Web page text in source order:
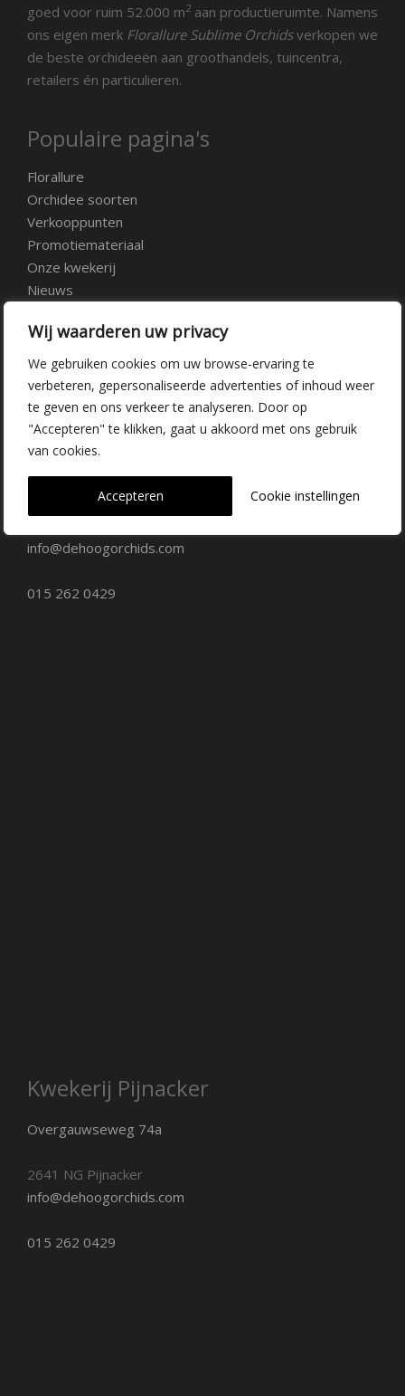
Wij waarderen uw privacy
We gebruiken cookies om uw browse-ervaring te
verbeteren, gepersonaliseerde advertenties of inhoud weer
te geven en ons verkeer te analyseren. Door op
"Accepteren" te klikken, gaat u akkoord met ons gebruik
van cookies.
Cookie instellingen
Accepteren
goed voor ruim 52.000 m2 aan productieruimte. Namens
ons eigen merk Florallure Sublime Orchidsverkopen we
de beste orchideeën aan groothandels, tuincentra,
retailers én particulieren.
Populaire pagina's
Florallure
Orchidee soorten
Verkooppunten
Promotiemateriaal
Onze kwekerij
Nieuws
Veelgestelde vragen
Vacatures
Contact
Kwekerij Delfgauw
Vrederustlaan 10
info@dehoogorchids.com
015 262 0429
Kwekerij Pijnacker
Overgauwseweg 74a
2641 NG Pijnacker
info@dehoogorchids.com
015 262 0429